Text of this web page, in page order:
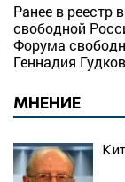
Ранее в реестр
свободной
Форума
Геннадия
МНЕНИЕ